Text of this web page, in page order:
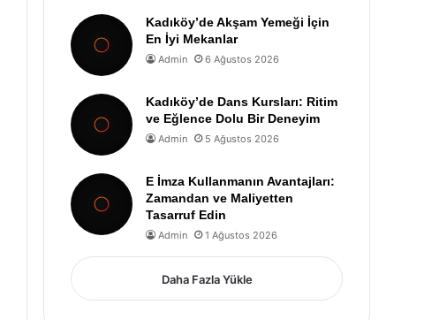
Kadıköy’de Akşam Yemeği İçin
En İyi Mekanlar
Admin 6 Ağustos 2026
Kadıköy’de Dans Kursları: Ritim
ve Eğlence Dolu Bir Deneyim
Admin 5 Ağustos 2026
E İmza Kullanmanın Avantajları:
Zamandan ve Maliyetten
Tasarruf Edin
Admin 1 Ağustos 2026
Daha Fazla Yükle